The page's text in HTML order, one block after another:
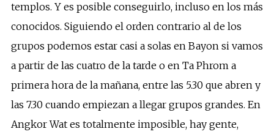
templos. Y es posible conseguirlo, incluso en los más
conocidos. Siguiendo el orden contrario al de los
grupos podemos estar casi a solas en Bayon si vamos
a partir de las cuatro de la tarde o en Ta Phrom a
primera hora de la mañana, entre las 5.30 que abren y
las 7.30 cuando empiezan a llegar grupos grandes. En
Angkor Wat es totalmente imposible, hay gente,